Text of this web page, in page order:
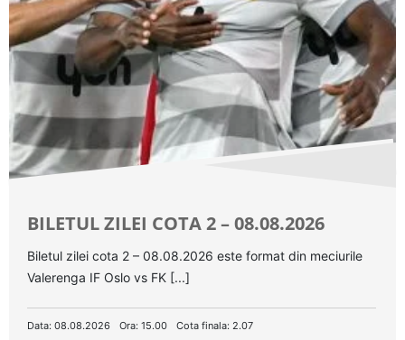
BILETUL ZILEI COTA 2 – 08.08.2026
Biletul zilei cota 2 – 08.08.2026 este format din meciurile
Valerenga IF Oslo vs FK [...]
Data: 08.08.2026 Ora: 15.00 Cota finala: 2.07